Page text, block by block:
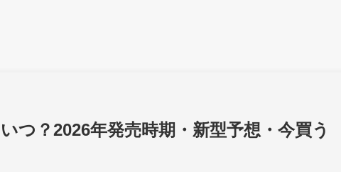
つ？2026年発売時期・新型予想・今買う